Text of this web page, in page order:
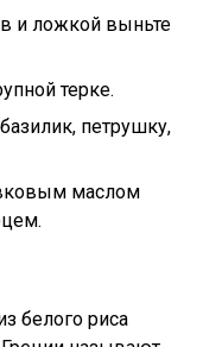
и ложкой выньте
терке.
петрушку,
маслом
белого риса